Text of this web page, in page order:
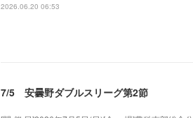
2026.06.20 06:53
7/5 安曇野ダブルスリーグ第2節